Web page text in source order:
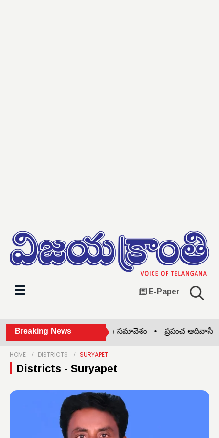
E-Paper
Breaking News
ఆర్టీసీ టీఎంయు జిల్లా స్థాయి సమావేశం •ప్రపంచ ఆదివాసీ
HOME DISTRICTS SURYAPET
Districts - Suryapet